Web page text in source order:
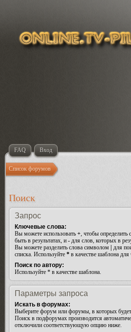
FAQ Вход
Список форумов
Поиск
Запрос
Ключевые слова:
Вы можете использовать +, чтобы определить
быть в результатах, и - для слов, которых в
Вы можете разделить слова символом
для
списка. Используйте * в качестве шаблона для
Поиск по автору:
Используйте * в качестве шаблона.
Параметры запроса
Искать в форумах:
Выберите форум или форумы, в которых будет
Поиск в подфорумах производится
отключили соответствующую опцию ниже.